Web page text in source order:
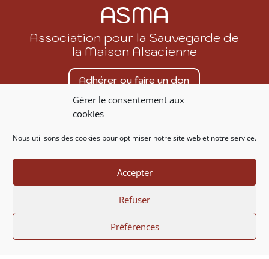
Gérer le consentement aux
cookies
Nous utilisons des cookies pour optimiser notre site web et notre service.
Accepter
Refuser
Préférences
ASMA
Association pour la Sauvegarde de
la Maison Alsacienne
Adhérer ou faire un don
Nous contacter
07 86 20 53 88
contact@asma.fr
© ASMA 1972 – 2026